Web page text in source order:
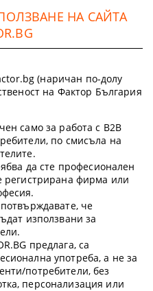
НА САЙТА
(наричан по-долу
на Фактор България
само за работа с B2B
по смисъла на
да сте професионален
регистрирана фирма или
че
използвани за
предлага, са
употреба, а не за
потребители, без
персонализация или